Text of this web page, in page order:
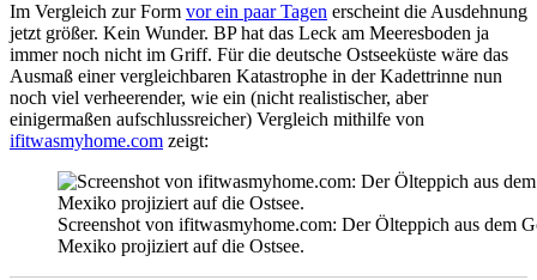
Im Vergleich zur Form vor ein paar Tagen erscheint die Ausdehnung
jetzt größer. Kein Wunder. BP hat das Leck am Meeresboden ja
immer noch nicht im Griff. Für die deutsche Ostseeküste wäre das
Ausmaß einer vergleichbaren Katastrophe in der Kadettrinne nun
noch viel verheerender, wie ein (nicht realistischer, aber
einigermaßen aufschlussreicher) Vergleich mithilfe von
ifitwasmyhome.com zeigt:
Screenshot von ifitwasmyhome.com: Der Ölteppich aus dem
Mexiko projiziert auf die Ostsee.